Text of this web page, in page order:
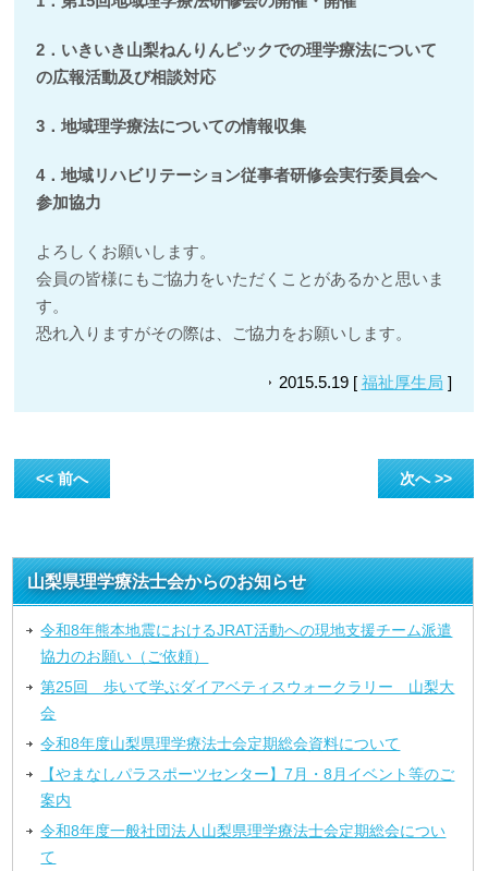
2．いきいき山梨ねんりんピックでの理学療法について
の広報活動及び相談対応
3．地域理学療法についての情報収集
4．地域リハビリテーション従事者研修会実行委員会へ
参加協力
よろしくお願いします。
会員の皆様にもご協力をいただくことがあるかと思いま
す。
恐れ入りますがその際は、ご協力をお願いします。
2015.5.19 [ 福祉厚生局 ]
<< 前へ 次へ >>
山梨県理学療法士会からのお知らせ
令和8年熊本地震におけるJRAT活動への現地支援チーム派遣
協力のお願い（ご依頼）
第25回 歩いて学ぶダイアベティスウォークラリー 山梨大
会
令和8年度山梨県理学療法士会定期総会資料について
【やまなしパラスポーツセンター】7月・8月イベント等のご
案内
令和8年度一般社団法人山梨県理学療法士会定期総会につい
て